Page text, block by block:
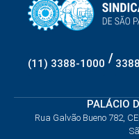
(11) 3388-1000 /
PALÁCIO
Rua Galvão Bueno 782,